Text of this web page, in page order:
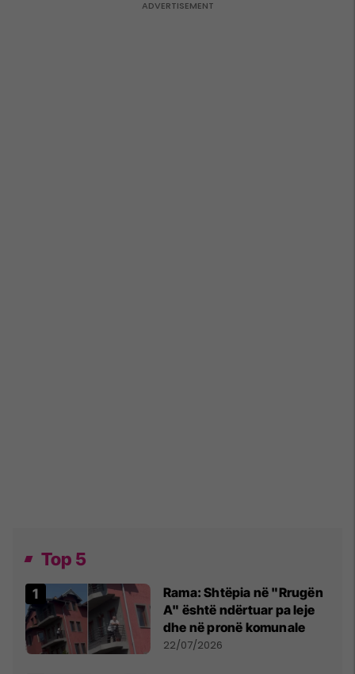
Top 5
Rama: Shtëpia në "Rrugën
A" është ndërtuar pa leje
dhe në pronë komunale
22/07/2026